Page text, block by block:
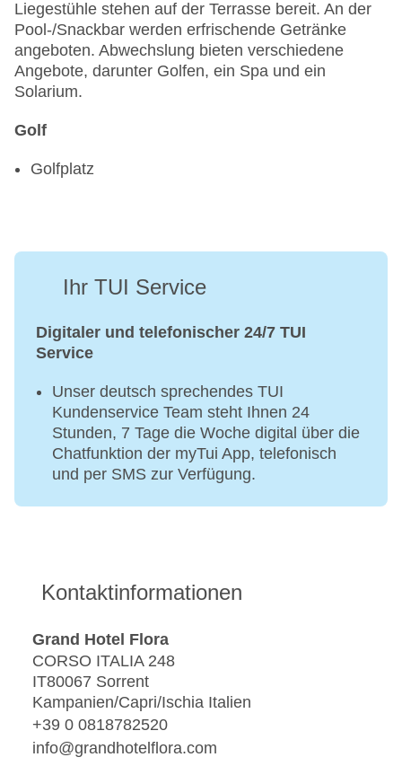
Liegestühle stehen auf der Terrasse bereit. An der
Pool-/Snackbar werden erfrischende Getränke
angeboten. Abwechslung bieten verschiedene
Angebote, darunter Golfen, ein Spa und ein
Solarium.
Golf
Golfplatz
Ihr TUI Service
Digitaler und telefonischer 24/7 TUI
Service
Unser deutsch sprechendes TUI
Kundenservice Team steht Ihnen 24
Stunden, 7 Tage die Woche digital über die
Chatfunktion der myTui App, telefonisch
und per SMS zur Verfügung.
Kontaktinformationen
Grand Hotel Flora
CORSO ITALIA 248
IT80067 Sorrent
Kampanien/Capri/Ischia Italien
+39 0 0818782520
info@grandhotelflora.com